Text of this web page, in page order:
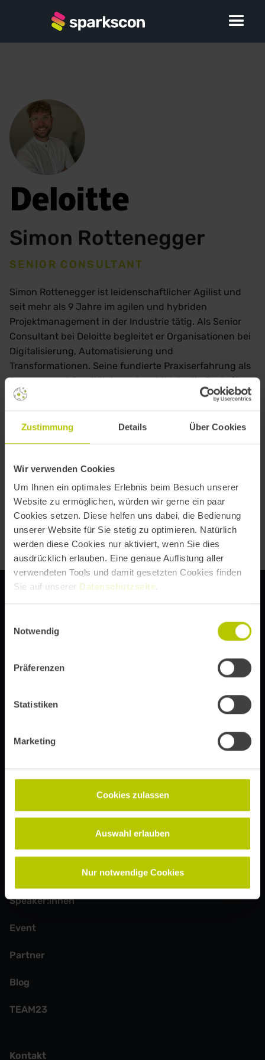
Zustimmung Details Über Cookies
Wir verwenden Cookies
Um Ihnen ein optimales Erlebnis beim Besuch unserer
Website zu ermöglichen, würden wir gerne ein paar
Cookies setzen. Diese helfen uns dabei, die Bedienung
unserer Website für Sie stetig zu optimieren. Natürlich
werden diese Cookies nur aktiviert, wenn Sie dies
ausdrücklich erlauben. Eine genaue Auflistung aller
verwendeten Tools und damit gesetzten Cookies finden
Sie auf unserer Datenschutzseite
Notwendig
Präferenzen
Statistiken
Marketing
Cookies zulassen
Auswahl erlauben
Nur notwendige Cookies
Simon Rottenegger
SENIOR CONSULTANT
Simon Rottenegger ist leidenschaftlicher Agilist und
seit mehr als 9 Jahre im agilen und hybriden
Projektmanagement in der Industrie tätig. Als Senior
Consultant bei Deloitte begleitet er Organisationen bei
Digitalisierung, Automatisierung und
Transformationen. Seine fundierte Praxiserfahrung als
Prozess- und Qualitätsingenieur bildete die Basis für
seine Expertise in hybriden Projekten. Dieses
Zusammenspiel aus operativer Industrieerfahrung und
Beratung macht ihn zu einem gefragten
DIE DIGITAL EXPERIENCE CONFERENCE VON
Updates, Ticketinfos und Speaker-Ankündigungen auf
Anmelden
Mit Absenden der Newsletter-Anmeldung erklärst du dich mit
Speaker:innen
Event
Partner
Blog
TEAM23
Kontakt